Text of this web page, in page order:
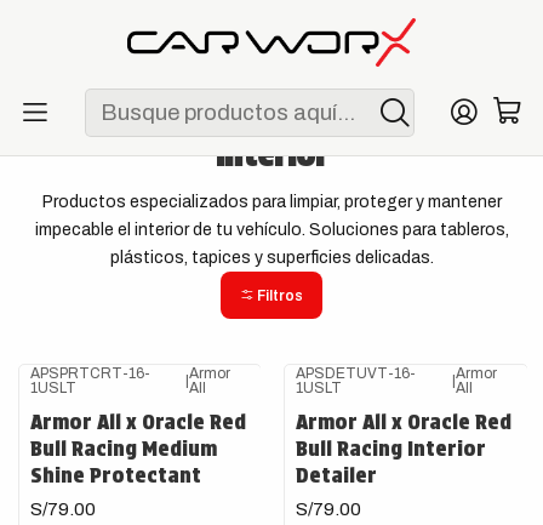
ENVÍO GRATIS POR COMPRAS MAYORES A S/ 250
Interior
Productos especializados para limpiar, proteger y mantener
impecable el interior de tu vehículo. Soluciones para tableros,
plásticos, tapices y superficies delicadas.
Filtros
APSPRTCRT-16-
1USLT
|Armor
All
Armor All x Oracle Red
Bull Racing Medium
Shine Protectant
S/79.00
APSDETUVT-16-
1USLT
Armor
All
Armor All x Oracle Red
Bull Racing Interior
Detailer
S/79.00